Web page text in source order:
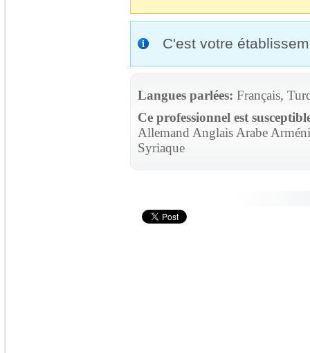
C'est votre
Langues parlées: Français,
Ce professionnel est
Allemand Anglais Arabe
Syriaque